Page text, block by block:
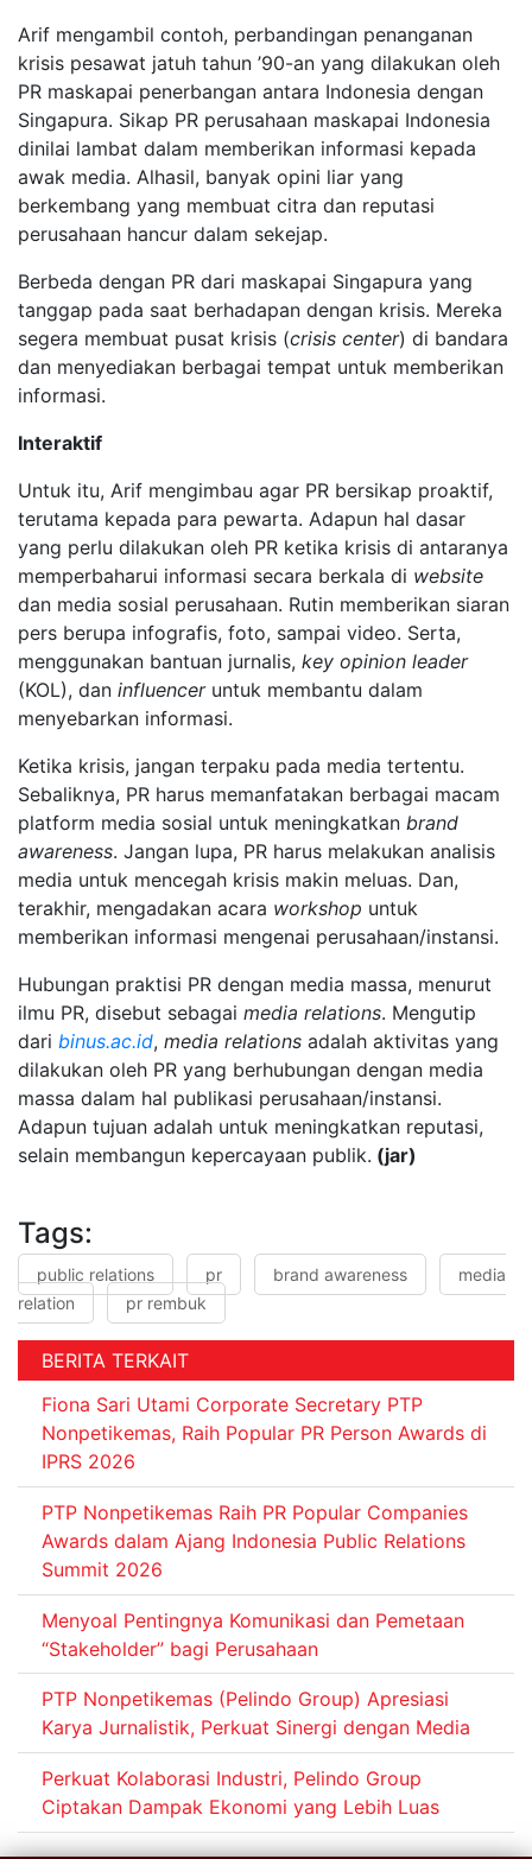
Arif mengambil contoh, perbandingan penanganan
krisis pesawat jatuh tahun ’90-an yang dilakukan oleh
PR maskapai penerbangan antara Indonesia dengan
Singapura. Sikap PR perusahaan maskapai Indonesia
dinilai lambat dalam memberikan informasi kepada
awak media. Alhasil, banyak opini liar yang
berkembang yang membuat citra dan reputasi
perusahaan hancur dalam sekejap.
Berbeda dengan PR dari maskapai Singapura yang
tanggap pada saat berhadapan dengan krisis. Mereka
segera membuat pusat krisis (crisis center) di bandara
dan menyediakan berbagai tempat untuk memberikan
informasi.
Interaktif
Untuk itu, Arif mengimbau agar PR bersikap proaktif,
terutama kepada para pewarta. Adapun hal dasar
yang perlu dilakukan oleh PR ketika krisis di antaranya
memperbaharui informasi secara berkala di website
dan media sosial perusahaan. Rutin memberikan siaran
pers berupa infografis, foto, sampai video. Serta,
menggunakan bantuan jurnalis, key opinion leader
(KOL), dan influenceruntuk membantu dalam
menyebarkan informasi.
Ketika krisis, jangan terpaku pada media tertentu.
Sebaliknya, PR harus memanfatakan berbagai macam
platform media sosial untuk meningkatkan brand
awareness. Jangan lupa, PR harus melakukan analisis
media untuk mencegah krisis makin meluas. Dan,
terakhir, mengadakan acara workshop untuk
memberikan informasi mengenai perusahaan/instansi.
Hubungan praktisi PR dengan media massa, menurut
ilmu PR, disebut sebagai media relations. Mengutip
dari binus.ac.id, media relations adalah aktivitas yang
dilakukan oleh PR yang berhubungan dengan media
massa dalam hal publikasi perusahaan/instansi.
Adapun tujuan adalah untuk meningkatkan reputasi,
selain membangun kepercayaan publik. (jar)
Tags:
public relations pr brand awareness
media
relation
pr rembuk
BERITA TERKAIT
Fiona Sari Utami Corporate Secretary PTP
Nonpetikemas, Raih Popular PR Person Awards di
IPRS 2026
PTP Nonpetikemas Raih PR Popular Companies
Awards dalam Ajang Indonesia Public Relations
Summit 2026
Menyoal Pentingnya Komunikasi dan Pemetaan
“Stakeholder” bagi Perusahaan
PTP Nonpetikemas (Pelindo Group) Apresiasi
Karya Jurnalistik, Perkuat Sinergi dengan Media
Perkuat Kolaborasi Industri, Pelindo Group
Ciptakan Dampak Ekonomi yang Lebih Luas